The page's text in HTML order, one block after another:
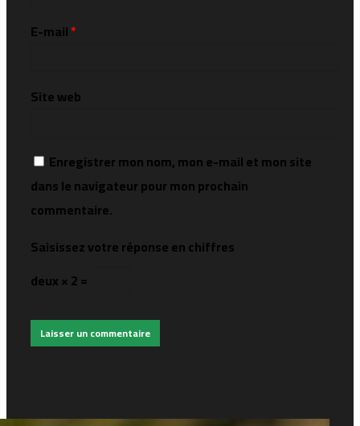
E-mail*
Site web
Enregistrer mon nom, mon e-mail et mon site
dans le navigateur pour mon prochain
commentaire.
Saisissez votre réponse en chiffres
deux × 2 =